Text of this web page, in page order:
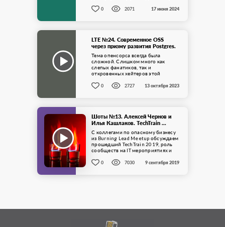
0 2071 17 июня 2024
LTE №24. Современное OSS
через призму развития Postgres.
...
Тема опенсорса всегда была
сложной. Слишком много как
слепых фанатиков, так и
откровенных хейтеров этой
текущее положение дел в мире ...
0 2727 13 октября 2023
Шоты №13. Алексей Чернов и
Илья Кашлаков. TechTrain ...
С коллегами по опасному бизнесу
из Burning Lead Meetup обсуждаем
прошедший TechTrain 2019, роль
сообществ на IT мероприятиях и
0 7030 9 сентября 2019